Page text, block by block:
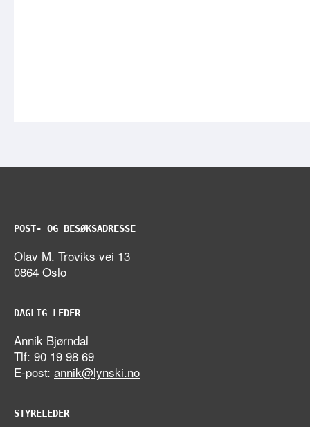
POST- OG BESØKSADRESSE
Olav M. Troviks vei 13
0864 Oslo
DAGLIG LEDER
Annik Bjørndal
Tlf: 90 19 98 69
E-post: annik@lynski.no
STYRELEDER